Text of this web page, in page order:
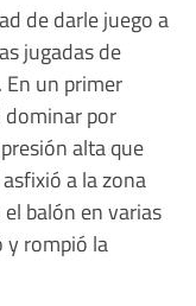
de darle juego a
jugadas de
En un primer
por
alta que
asfixió a la zona
balón en varias
rompió la